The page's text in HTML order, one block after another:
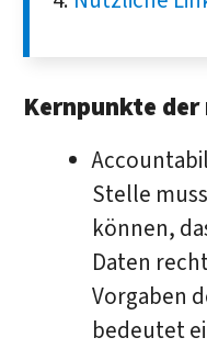
Kernpunkte der
Stelle
können,
Daten
Vorgaben
bedeutet